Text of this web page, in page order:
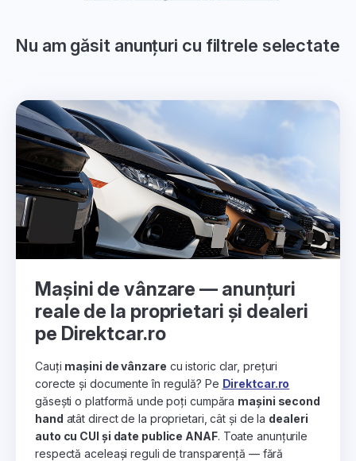
Nu am găsit anunțuri cu filtrele selectate
Mașini de vânzare — anunțuri
reale de la proprietari și dealeri
pe Direktcar.ro
Cauți mașini de vânzare cu istoric clar, prețuri
corecte și documente în regulă? Pe Direktcar.ro
găsești o platformă unde poți cumpăra mașini second
hand atât direct de la proprietari, cât și de la dealeri
auto cu CUI și date publice ANAF. Toate anunțurile
respectă aceleași reguli de transparență — fără